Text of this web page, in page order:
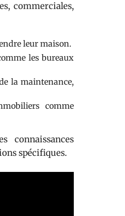
commerciales,
leur maison.
les bureaux
la maintenance,
comme
connaissances
spécifiques.